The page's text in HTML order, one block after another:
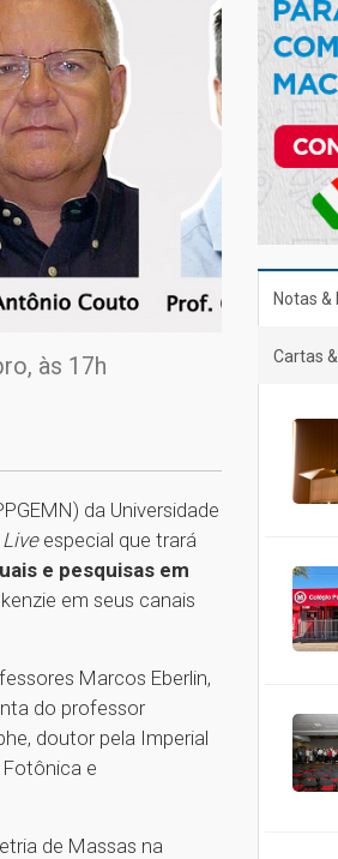
às 17h
da Universidade
Live especial que trará
e pesquisas em
em seus canais
Marcos Eberlin,
do professor
doutor pela Imperial
e
de Massas na
Notas &
Cartas